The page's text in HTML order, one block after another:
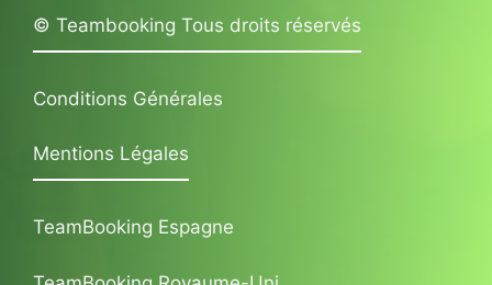
© Teambooking Tous droits réservés
Conditions Générales
Mentions Légales
TeamBooking Espagne